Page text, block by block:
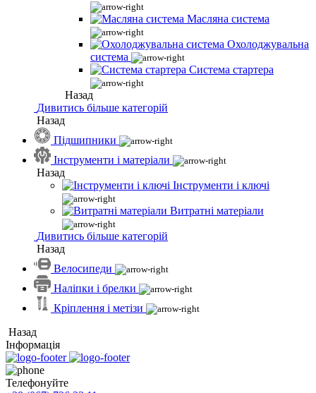
Масляна система
Охолоджувальна
система
Система стартера
Назад
Дивитись більше категорій
Назад
Підшипники
Інструменти і матеріали
Назад
Інструменти і ключі
Витратні матеріали
Дивитись більше категорій
Назад
Велосипеди
Наліпки і брелки
Кріплення і метізи
Назад
Інформація
Телефонуйте